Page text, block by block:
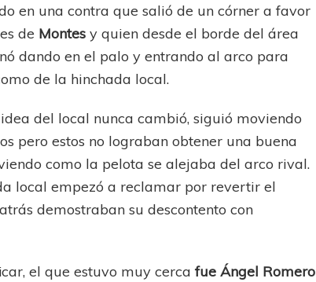
en una contra que salió de un córner a favor
de Montesy quien desde el borde del área
dando en el palo y entrando al arco para
de la hinchada local.
del local nunca cambió, siguió moviendo
pero estos no lograban obtener una buena
como la pelota se alejaba del arco rival.
local empezó a reclamar por revertir el
demostraban su descontento con
el que estuvo muy cercafue Ángel Romero